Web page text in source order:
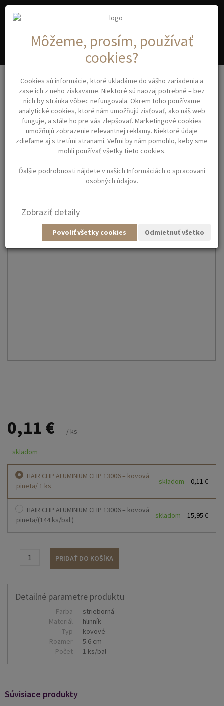
OSMETIC
HAIR CLIP ALUMINIUM CLIP 13006 – kovová pineta/ 1 ks
HAIR CLIP ALUMINIUM
CLIP 13006 – KOVOVÁ
PINETA/ 1 KS
dĺžkou 56 mm.
0,11 € / ks
skladom
HAIR CLIP ALUMINIUM CLIP 13006 – kovová
pineta/ 1 ks
skladom 0,11 €
HAIR CLIP ALUMINIUM CLIP 13006 – kovová
pineta/(144 ks/bal.)
skladom 15,95 €
PRIDAŤ DO KOŠÍKA
Detailné parametre produktu
Farba
strieborná
Materiál
hlinník
Typ
kovové
Rozmer
5.6 cm
Počet
1 ks/bal
Súvisiace produkty
Môžeme, prosím, používať
cookies?
Cookies sú informácie, ktoré ukladáme do vášho zariadenia a
zase ich z neho získavame. Niektoré sú naozaj potrebné – bez
nich by stránka vôbec nefungovala. Okrem toho používame
analytické cookies, ktoré nám umožňujú zisťovať, ako náš web
funguje, a stále ho pre vás zlepšovať. Marketingové cookies
umožňujú zobrazenie relevantnej reklamy. Niektoré údaje
zdieľame aj s tretími stranami. Veľmi by nám pomohlo, keby sme
mohli používať všetky tieto cookies.
Ďalšie podrobnosti nájdete v našich Informáciách o spracovaní
osobných údajov.
Zobraziť detaily
Povoliť všetky cookies Odmietnuť všetko